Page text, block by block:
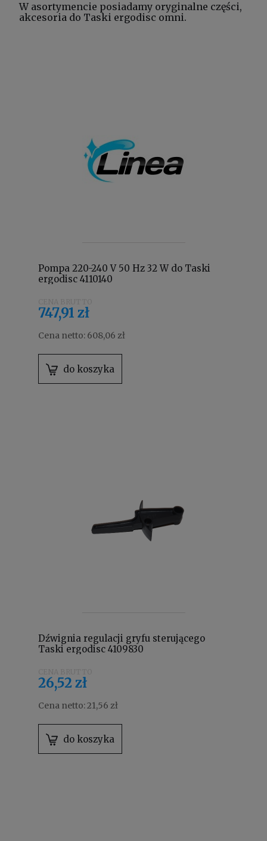
W asortymencie posiadamy oryginalne części,
akcesoria do Taski ergodisc omni.
Pompa 220-240 V 50 Hz 32 W do Taski
ergodisc 4110140
747,91 zł
Cena netto: 608,06 zł
do koszyka
Dźwignia regulacji gryfu sterującego
Taski ergodisc 4109830
26,52 zł
Cena netto:21,56 zł
do koszyka